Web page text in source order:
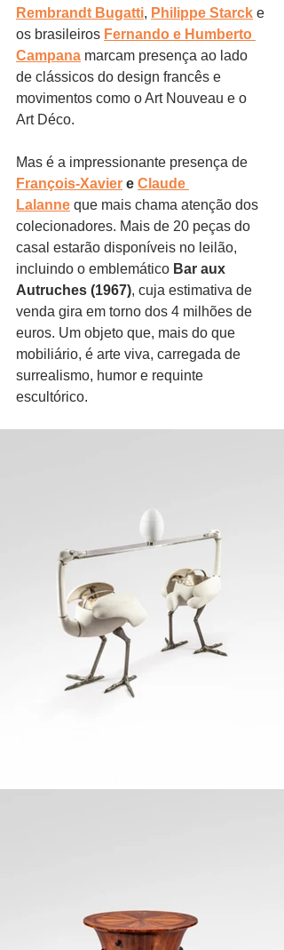
Rembrandt Bugatti, Philippe Starck e
os brasileiros Fernando e Humberto
Campana marcam presença ao lado
de clássicos do design francês e
movimentos como o Art Nouveau e o
Art Déco.
Mas é a impressionante presença de
François-Xavier e Claude
Lalanne que mais chama atenção dos
colecionadores. Mais de 20 peças do
casal estarão disponíveis no leilão,
incluindo o emblemático Bar aux
Autruches (1967), cuja estimativa de
venda gira em torno dos 4 milhões de
euros. Um objeto que, mais do que
mobiliário, é arte viva, carregada de
surrealismo, humor e requinte
escultórico.